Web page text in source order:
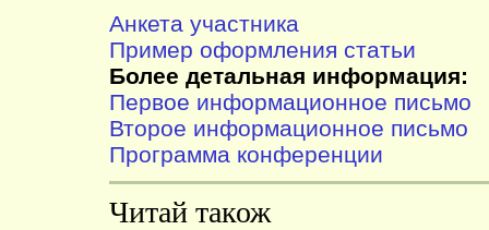
Анкета участника
Пример оформления статьи
Более детальная информация:
Первое информационное письмо
Второе информационное письмо
Программа конференции
Читай також